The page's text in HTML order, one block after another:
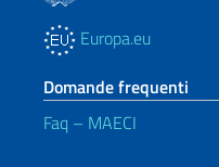
Europa.eu
Domande frequenti
Faq – MAECI